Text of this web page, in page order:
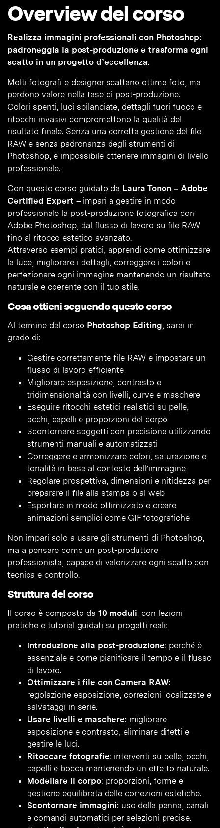
Overview del corso
Realizza immagini professionali con Photoshop:
padroneggia la post-produzione e trasforma ogni
scatto in un progetto d’eccellenza.
Molti fotografi e designer scattano ottime foto, ma
perdono valore nella fase di post-produzione.
Colori spenti, luci sbilanciate, dettagli fuori fuoco e
ritocchi invasivi compromettono la qualità del
risultato finale. Senza una corretta gestione del file
RAW e senza padronanza degli strumenti di
Photoshop, è impossibile ottenere immagini di livello
professionale.
Con questo corso guidato da Laura Tonon – Adobe
Certified Expert – impari a gestire in modo
professionale la post-produzione fotografica con
Adobe Photoshop, dal flusso di lavoro su file RAW
fino al ritocco estetico avanzato.
Attraverso esempi pratici, apprendi come ottimizzare
la luce, migliorare i dettagli, correggere i colori e
perfezionare ogni immagine mantenendo un risultato
naturale e coerente con il tuo stile.
Cosa ottieni seguendo questo corso
Al termine del corso Photoshop Editing, sarai in
grado di:
Gestire correttamente file RAW e impostare un
flusso di lavoro efficiente
Migliorare esposizione, contrasto e
tridimensionalità con livelli, curve e maschere
Eseguire ritocchi estetici realistici su pelle,
occhi, capelli e proporzioni del corpo
Scontornare soggetti con precisione utilizzando
strumenti manuali e automatizzati
Correggere e armonizzare colori, saturazione e
tonalità in base al contesto dell’immagine
Regolare prospettiva, dimensioni e nitidezza per
preparare il file alla stampa o al web
Esportare in modo ottimizzato e creare
animazioni semplici come GIF fotografiche
Non impari solo a usare gli strumenti di Photoshop,
ma a pensare come un post-produttore
professionista, capace di valorizzare ogni scatto con
tecnica e controllo.
Struttura del corso
Il corso è composto da 10 moduli, con lezioni
pratiche e tutorial guidati su progetti reali:
Introduzione alla post-produzione: perché è
essenziale e come pianificare il tempo e il flusso
di lavoro.
Ottimizzare i file con Camera RAW:
regolazione esposizione, correzioni localizzate e
salvataggi in serie.
Usare livelli e maschere: migliorare
esposizione e contrasto, eliminare difetti e
gestire le luci.
Ritoccare fotografie: interventi su pelle, occhi,
capelli e bocca mantenendo un effetto naturale.
Modellare il corpo: proporzioni, forme e
gestione equilibrata delle correzioni estetiche.
Scontornare immagini: uso della penna, canali
e comandi automatici per selezioni precise.